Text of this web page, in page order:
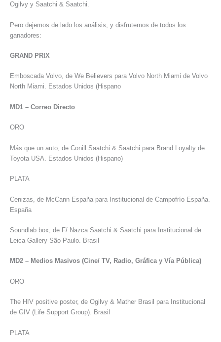
Ogilvy y Saatchi & Saatchi.
Pero dejemos de lado los análisis, y disfrutemos de todos los
ganadores:
GRAND PRIX
Emboscada Volvo, de We Believers para Volvo North Miami de Volvo
North Miami. Estados Unidos (Hispano
MD1 – Correo Directo
ORO
Más que un auto, de Conill Saatchi & Saatchi para Brand Loyalty de
Toyota USA. Estados Unidos (Hispano)
PLATA
Cenizas, de McCann España para Institucional de Campofrío España.
España
Soundlab box, de F/ Nazca Saatchi & Saatchi para Institucional de
Leica Gallery São Paulo. Brasil
MD2 – Medios Masivos (Cine/ TV, Radio, Gráfica y Vía Pública)
ORO
The HIV positive poster, de Ogilvy & Mather Brasil para Institucional
de GIV (Life Support Group). Brasil
PLATA